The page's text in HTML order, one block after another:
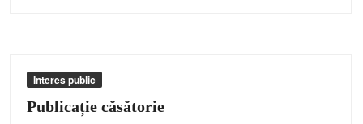
Interes public
Publicație căsătorie